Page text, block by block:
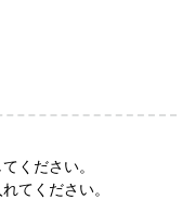
ください。
てください。